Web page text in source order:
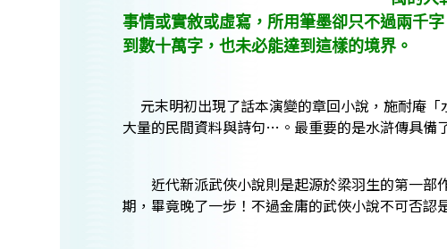
事情或實敘或虛寫，所用筆墨卻只不過兩千
到數十萬字，也未必能達到這樣的境界。
元末明初出現了話本演變的章回小說，施耐庵「
大量的民間資料與詩句…。最重要的是水滸傳具備
近代新派武俠小說則是起源於梁羽生的第一部
期，畢竟晚了一步！不過金庸的武俠小說不可否認